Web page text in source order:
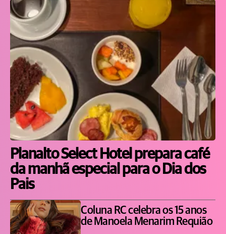
Planalto Select Hotel prepara café
da manhã especial para o Dia dos
Pais
Coluna RC celebra os 15 anos
de Manoela Menarim Requião